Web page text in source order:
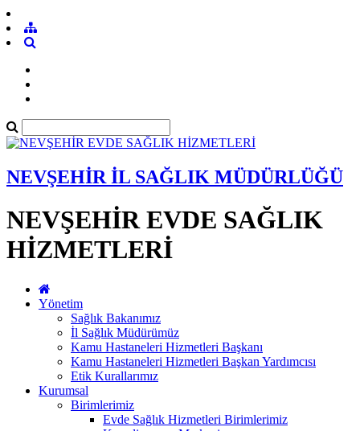
NEVŞEHİR İL SAĞLIK MÜDÜRLÜĞÜ
NEVŞEHİR EVDE SAĞLIK
HİZMETLERİ
Yönetim
Sağlık Bakanımız
İl Sağlık Müdürümüz
Kamu Hastaneleri Hizmetleri Başkanı
Kamu Hastaneleri Hizmetleri Başkan Yardımcısı
Etik Kurallarımız
Kurumsal
Birimlerimiz
Evde Sağlık Hizmetleri Birimlerimiz